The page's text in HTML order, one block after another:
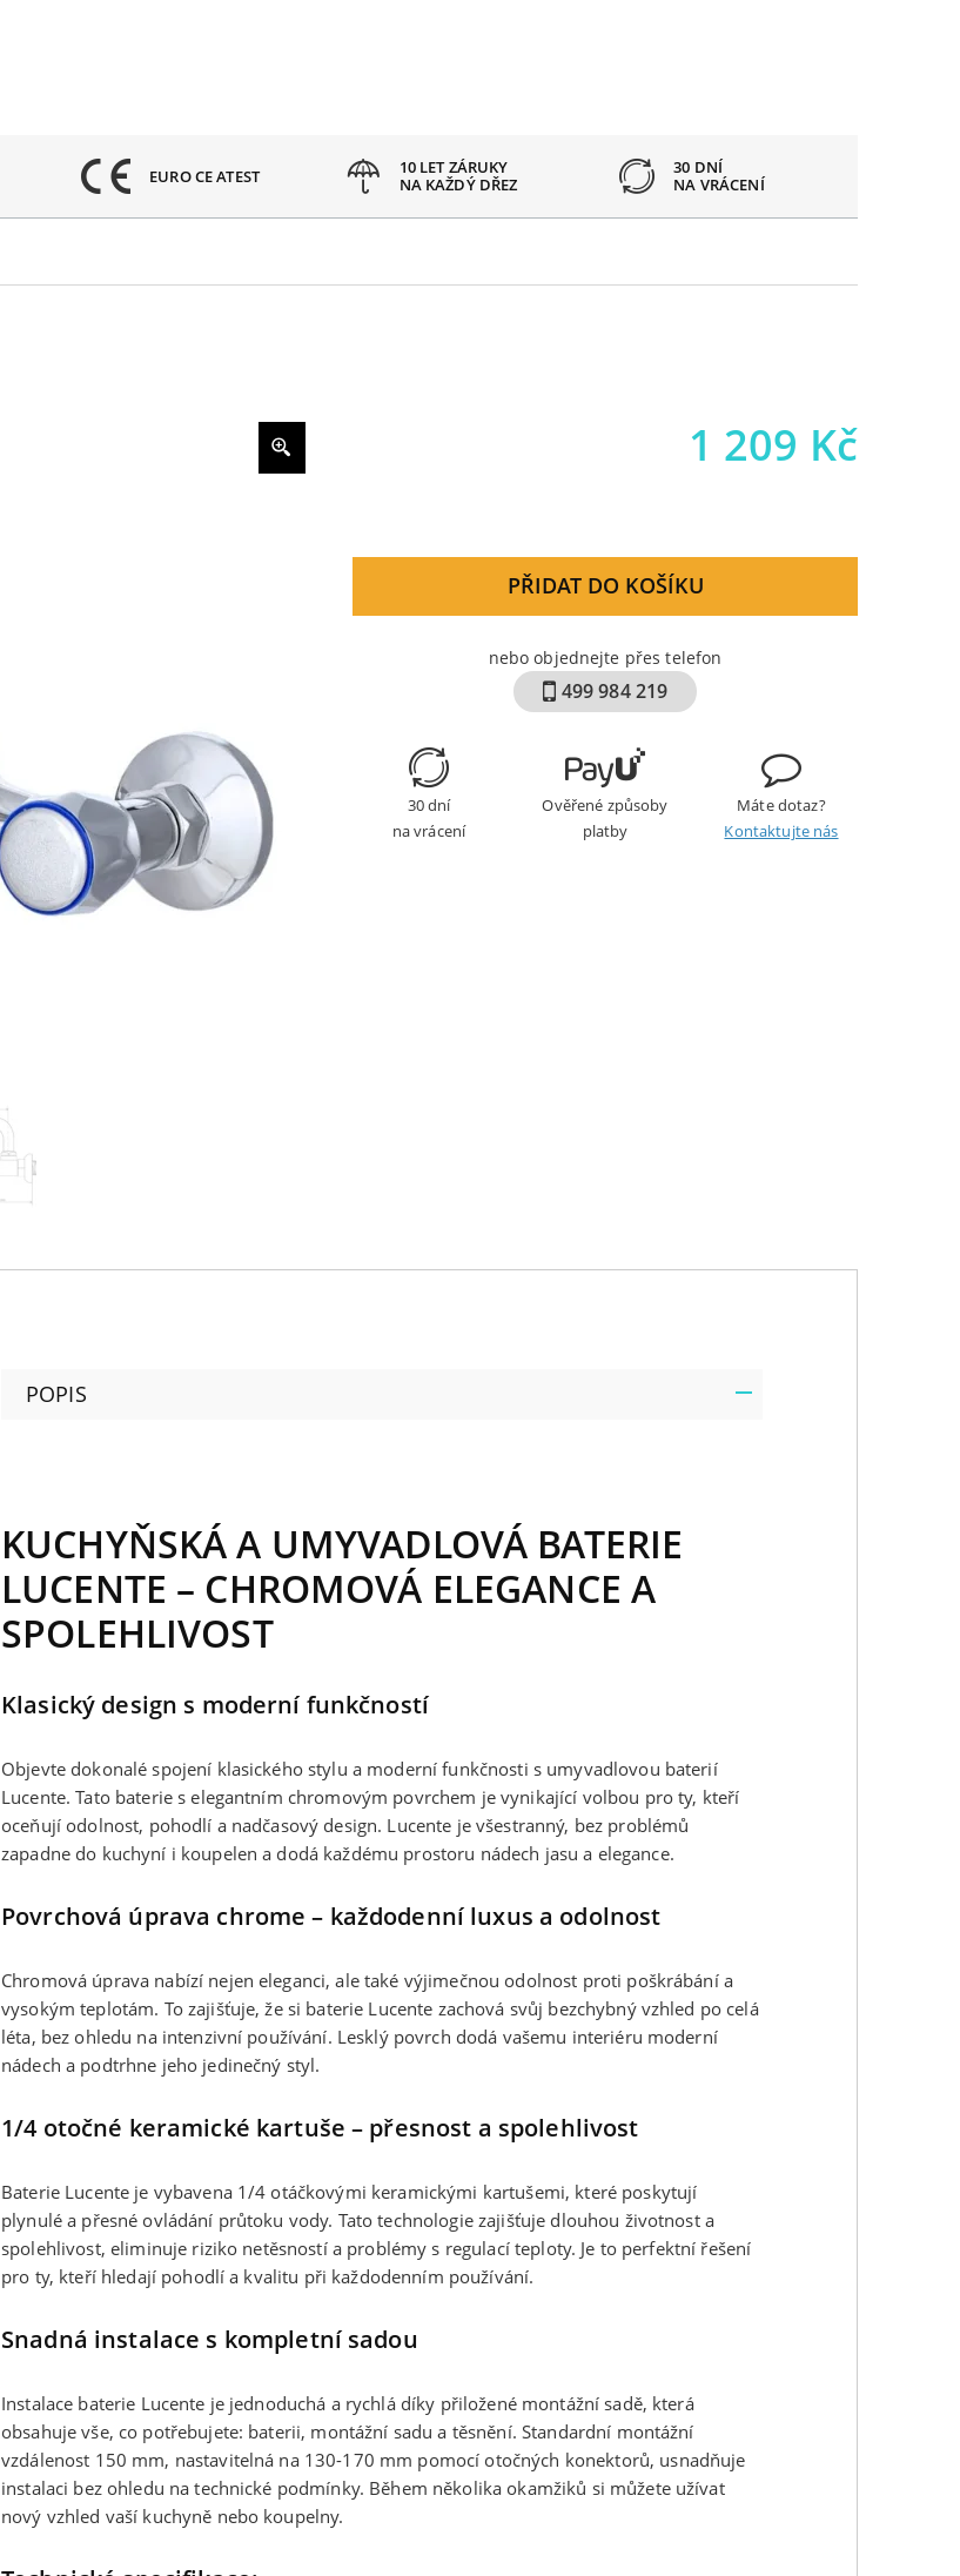
EURO CE ATEST
10 LET ZÁRUKY
NA KAŽDÝ DŘEZ
30 DNÍ
NA VRÁCENÍ
1 209 Kč
PŘIDAT DO KOŠÍKU
nebo objednejte přes telefon
499 984 219
30 dní
na vrácení
Ověřené způsoby
platby
Máte dotaz?
Kontaktujte nás
POPIS
KUCHYŇSKÁ A UMYVADLOVÁ BATERIE
LUCENTE – CHROMOVÁ ELEGANCE A
SPOLEHLIVOST
Klasický design s moderní funkčností
Objevte dokonalé spojení klasického stylu a moderní funkčnosti s umyvadlovou baterií
Lucente. Tato baterie s elegantním chromovým povrchem je vynikající volbou pro ty, kteří
oceňují odolnost, pohodlí a nadčasový design. Lucente je všestranný, bez problémů
zapadne do kuchyní i koupelen a dodá každému prostoru nádech jasu a elegance.
Povrchová úprava chrome – každodenní luxus a odolnost
Chromová úprava nabízí nejen eleganci, ale také výjimečnou odolnost proti poškrábání a
vysokým teplotám. To zajišťuje, že si baterie Lucente zachová svůj bezchybný vzhled po celá
léta, bez ohledu na intenzivní používání. Lesklý povrch dodá vašemu interiéru moderní
nádech a podtrhne jeho jedinečný styl.
1/4 otočné keramické kartuše – přesnost a spolehlivost
Baterie Lucente je vybavena 1/4 otáčkovými keramickými kartušemi, které poskytují
plynulé a přesné ovládání průtoku vody. Tato technologie zajišťuje dlouhou životnost a
spolehlivost, eliminuje riziko netěsností a problémy s regulací teploty. Je to perfektní řešení
pro ty, kteří hledají pohodlí a kvalitu při každodenním používání.
Snadná instalace s kompletní sadou
Instalace baterie Lucente je jednoduchá a rychlá díky přiložené montážní sadě, která
obsahuje vše, co potřebujete: baterii, montážní sadu a těsnění. Standardní montážní
vzdálenost 150 mm, nastavitelná na 130-170 mm pomocí otočných konektorů, usnadňuje
instalaci bez ohledu na technické podmínky. Během několika okamžiků si můžete užívat
nový vzhled vaší kuchyně nebo koupelny.